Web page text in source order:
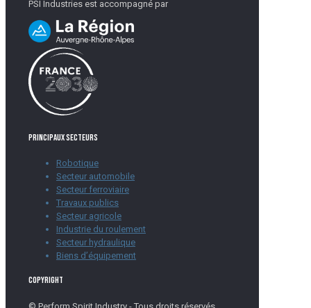
PSI Industries est accompagné par
Principaux secteurs
Robotique
Secteur automobile
Secteur ferroviaire
Travaux publics
Secteur agricole
Industrie du roulement
Secteur hydraulique
Biens d’équipement
Copyright
© Perform Spirit Industry - Tous droits réservés